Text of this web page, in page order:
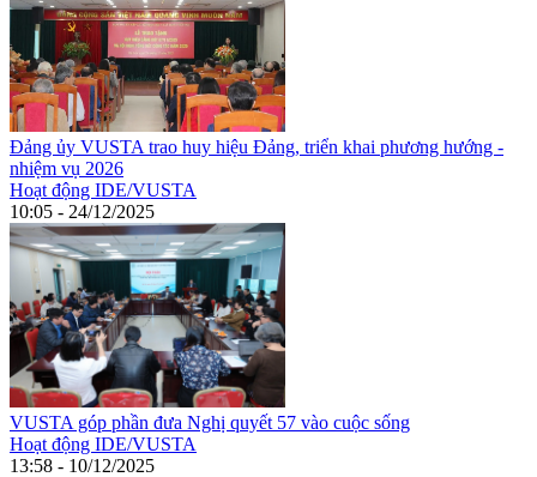
Đảng ủy VUSTA trao huy hiệu Đảng, triển khai phương hướng -
nhiệm vụ 2026
Hoạt động IDE/VUSTA
10:05 - 24/12/2025
VUSTA góp phần đưa Nghị quyết 57 vào cuộc sống
Hoạt động IDE/VUSTA
13:58 - 10/12/2025